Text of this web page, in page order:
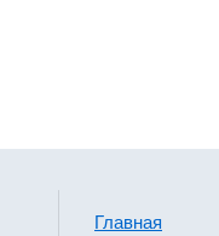
Главная